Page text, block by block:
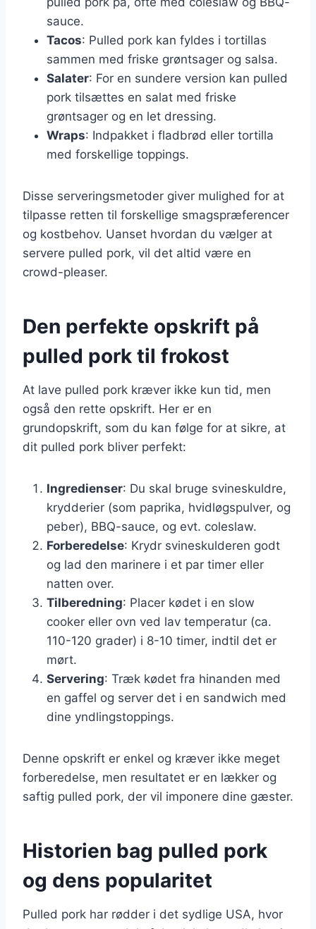
sauce.
Tacos: Pulled pork kan fyldes i tortillas
sammen med friske grøntsager og salsa.
Salater: For en sundere version kan pulled
pork tilsættes en salat med friske
grøntsager og en let dressing.
Wraps: Indpakket i fladbrød eller tortilla
med forskellige toppings.
Disse serveringsmetoder giver mulighed for at
tilpasse retten til forskellige smagspræferencer
og kostbehov. Uanset hvordan du vælger at
servere pulled pork, vil det altid være en
crowd-pleaser.
Den perfekte opskrift på
pulled pork til frokost
At lave pulled pork kræver ikke kun tid, men
også den rette opskrift. Her er en
grundopskrift, som du kan følge for at sikre, at
dit pulled pork bliver perfekt:
Ingredienser: Du skal bruge svineskuldre,
krydderier (som paprika, hvidløgspulver, og
peber), BBQ-sauce, og evt. coleslaw.
Forberedelse: Krydr svineskulderen godt
og lad den marinere i et par timer eller
natten over.
Tilberedning: Placer kødet i en slow
cooker eller ovn ved lav temperatur (ca.
110-120 grader) i 8-10 timer, indtil det er
mørt.
Servering: Træk kødet fra hinanden med
en gaffel og server det i en sandwich med
dine yndlingstoppings.
Denne opskrift er enkel og kræver ikke meget
forberedelse, men resultatet er en lækker og
saftig pulled pork, der vil imponere dine gæster.
Historien bag pulled pork
og dens popularitet
Pulled pork har rødder i det sydlige USA, hvor